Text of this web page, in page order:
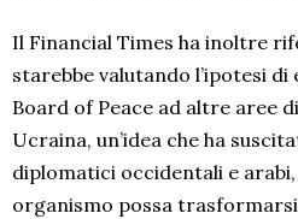
Il Financial Times ha inoltre
starebbe valutando l’ipotesi
Board of Peace ad altre aree
Ucraina, un’idea che ha
diplomatici occidentali e
organismo possa